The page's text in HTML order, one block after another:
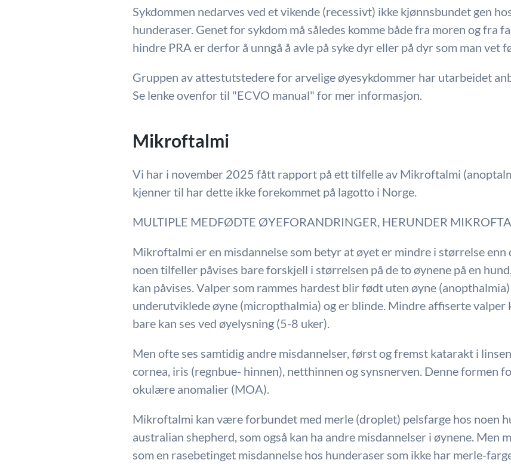
Sykdommen nedarves ved et vikende (recessivt) ikke kjønnsbundet gen
hunderaser. Genet for sykdom må således komme både fra moren og fra
hindre PRA er derfor å unngå å avle på syke dyr eller på dyr som man vet
Gruppen av attestutstedere for arvelige øyesykdommer har utarbeidet
Se lenke ovenfor til "ECVO manual" for mer informasjon.
Mikroftalmi
Vi har i november 2025 fått rapport på ett tilfelle av Mikroftalmi
kjenner til har dette ikke forekommet på lagotto i Norge.
MULTIPLE MEDFØDTE ØYEFORANDRINGER, HERUNDER
Mikroftalmi er en misdannelse som betyr at øyet er mindre i størrelse enn
noen tilfeller påvises bare forskjell i størrelsen på de to øynene på en
kan påvises. Valper som rammes hardest blir født uten øyne
underutviklede øyne (micropthalmia) og er blinde. Mindre affiserte valper
bare kan ses ved øyelysning (5-8 uker).
Men ofte ses samtidig andre misdannelser, først og fremst katarakt i
cornea, iris (regnbue- hinnen), netthinnen og synsnerven. Denne formen
okulære anomalier (MOA).
Mikroftalmi kan være forbundet med merle (droplet) pelsfarge hos noen
australian shepherd, som også kan ha andre misdannelser i øynene. Men
som en rasebetinget misdannelse hos hunderaser som ikke har merle-